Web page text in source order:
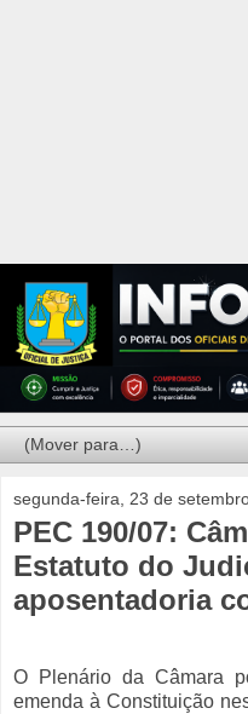
segunda-feira, 23 de
PEC 190/07:
Estatuto do
aposentadoria
O Plenário da Câmara
emenda à Constituição